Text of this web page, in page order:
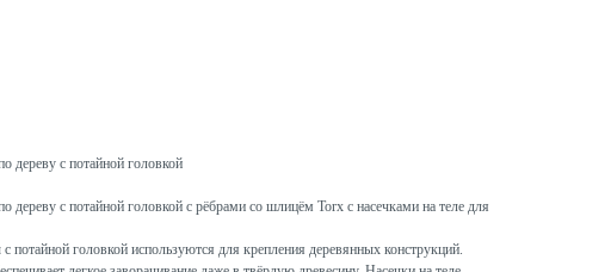
дереву с потайной головкой
дереву с потайной головкой с рёбрами со шлицём Torx с насечками на теле для
потайной головкой используются для крепления деревянных конструкций.